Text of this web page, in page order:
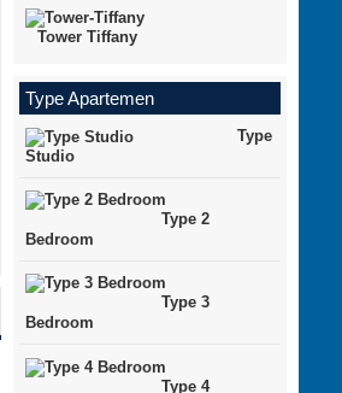
Tower Tiffany
Type Apartemen
Type
Studio
Type 2
Bedroom
Type 3
Bedroom
Type 4